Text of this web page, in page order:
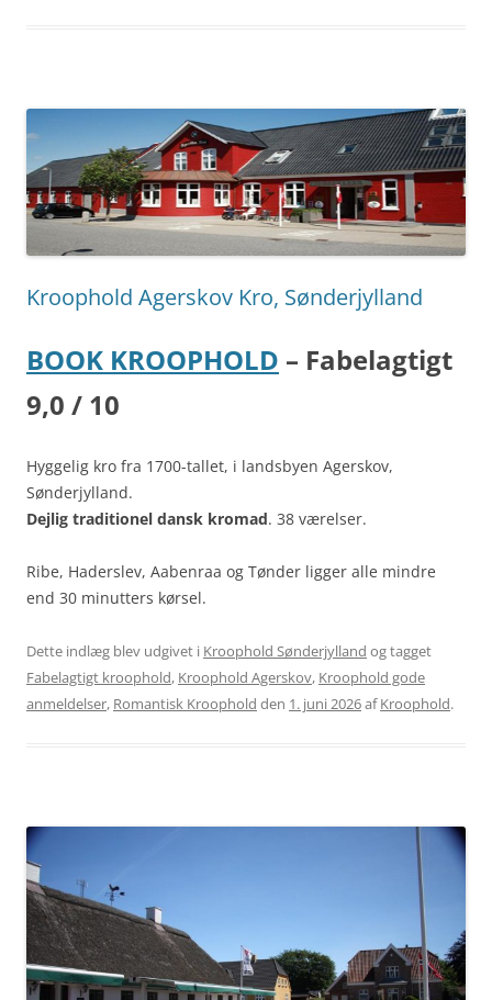
Kroophold Agerskov Kro, Sønderjylland
BOOK KROOPHOLD – Fabelagtigt
9,0 / 10
Hyggelig kro fra 1700-tallet, i landsbyen Agerskov,
Sønderjylland.
Dejlig traditionel dansk kromad. 38 værelser.
Ribe, Haderslev, Aabenraa og Tønder ligger alle mindre
end 30 minutters kørsel.
Dette indlæg blev udgivet i Kroophold Sønderjylland og tagget
Fabelagtigt kroophold, Kroophold Agerskov, Kroophold gode
anmeldelser, Romantisk Kroophold den 1. juni 2026afKroophold.